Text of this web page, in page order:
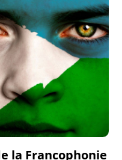
la Francophonie